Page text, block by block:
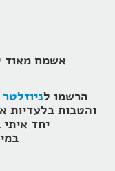
אשמח מאוד
הרשמו לניוזלטר
והטבות בלעדיות